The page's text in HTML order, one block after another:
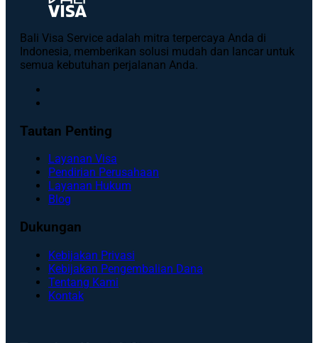
Bali Visa Service adalah mitra terpercaya Anda di
Indonesia, memberikan solusi mudah dan lancar untuk
semua kebutuhan perjalanan Anda.
Tautan Penting
Layanan Visa
Pendirian Perusahaan
Layanan Hukum
Blog
Dukungan
Kebijakan Privasi
Kebijakan Pengembalian Dana
Tentang Kami
Kontak